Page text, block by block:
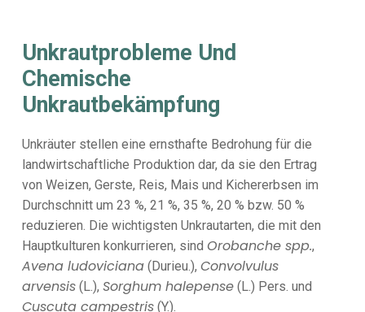
Unkrautprobleme Und
Chemische
Unkrautbekämpfung
Unkräuter stellen eine ernsthafte Bedrohung für die
landwirtschaftliche Produktion dar, da sie den Ertrag
von Weizen, Gerste, Reis, Mais und Kichererbsen im
Durchschnitt um 23 %, 21 %, 35 %, 20 % bzw. 50 %
reduzieren. Die wichtigsten Unkrautarten, die mit den
Hauptkulturen konkurrieren, sind Orobanche spp.,
Avena ludoviciana(Durieu.), Convolvulus
arvensis(L.), Sorghum halepense(L.) Pers. und
Cuscuta campestris(Y.).